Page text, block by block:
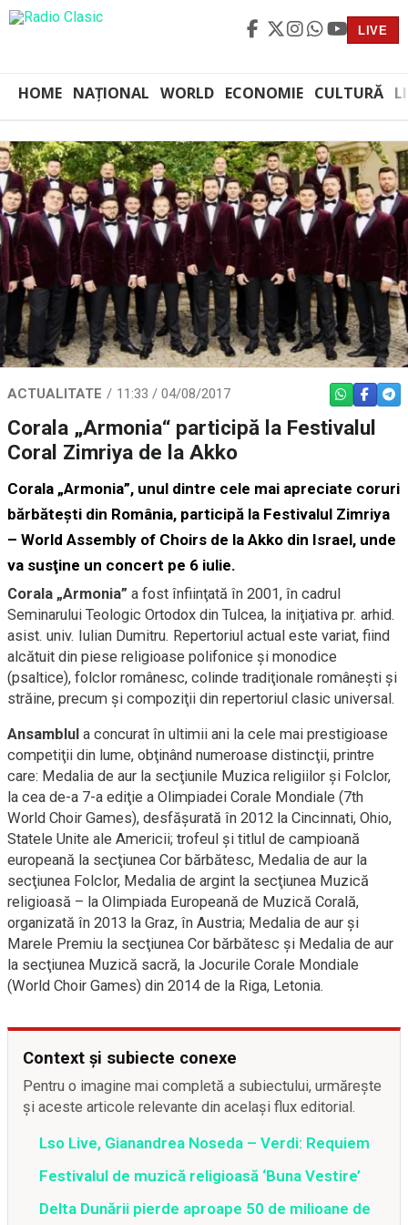
LIVE
HOME NAȚIONAL WORLD ECONOMIE CULTURĂ
ACTUALITATE 11:33 / 04/08/2017 WHATSAPP
Corala „Armonia“ participă la Festivalul
Coral Zimriya de la Akko
Corala „Armonia”, unul dintre cele mai apreciate coruri
bărbăteşti din România, participă la Festivalul Zimriya
– World Assembly of Choirs de la Akko din Israel, unde
va susţine un concert pe 6 iulie.
Corala „Armonia” a fost înfiinţată în 2001, în cadrul
Seminarului Teologic Ortodox din Tulcea, la iniţiativa pr. arhid.
asist. univ. Iulian Dumitru. Repertoriul actual este variat, fiind
alcătuit din piese religioase polifonice şi monodice
(psaltice), folclor românesc, colinde tradiţionale româneşti şi
străine, precum şi compoziţii din repertoriul clasic universal.
Ansamblul a concurat în ultimii ani la cele mai prestigioase
competiţii din lume, obţinând numeroase distincţii, printre
care: Medalia de aur la secţiunile Muzica religiilor şi Folclor,
la cea de-a 7-a ediţie a Olimpiadei Corale Mondiale (7th
World Choir Games), desfăşurată în 2012 la Cincinnati, Ohio,
Statele Unite ale Americii; trofeul şi titlul de campioană
europeană la secţiunea Cor bărbătesc, Medalia de aur la
secţiunea Folclor, Medalia de argint la secţiunea Muzică
religioasă – la Olimpiada Europeană de Muzică Corală,
organizată în 2013 la Graz, în Austria; Medalia de aur şi
Marele Premiu la secţiunea Cor bărbătesc şi Medalia de aur
la secţiunea Muzică sacră, la Jocurile Corale Mondiale
(World Choir Games) din 2014 de la Riga, Letonia.
Context și subiecte conexe
Pentru o imagine mai completă a subiectului, urmărește
și aceste articole relevante din același flux editorial.
Lso Live, Gianandrea Noseda – Verdi: Requiem
Festivalul de muzică religioasă ‘Buna Vestire’
Delta Dunării pierde aproape 50 de milioane de